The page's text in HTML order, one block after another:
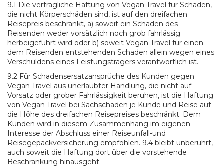
9.1 Die vertragliche Haftung von Vegan Travel für Schäden,
die nicht Körperschäden sind, ist auf den dreifachen
Reisepreis beschränkt, a) soweit ein Schaden des
Reisenden weder vorsätzlich noch grob fahrlässig
herbeigeführt wird oder b) soweit Vegan Travel für einen
dem Reisenden entstehenden Schaden allein wegen eines
Verschuldens eines Leistungsträgers verantwortlich ist.
9.2 Für Schadensersatzansprüche des Kunden gegen
Vegan Travel aus unerlaubter Handlung, die nicht auf
Vorsatz oder grober Fahrlässigkeit beruhen, ist die Haftung
von Vegan Travel bei Sachschäden je Kunde und Reise auf
die Höhe des dreifachen Reisepreises beschränkt. Dem
Kunden wird in diesem Zusammenhang im eigenen
Interesse der Abschluss einer Reiseunfall-und
Reisegepäckversicherung empfohlen. 9.4 bleibt unberührt,
auch soweit die Haftung dort über die vorstehende
Beschränkung hinausgeht.